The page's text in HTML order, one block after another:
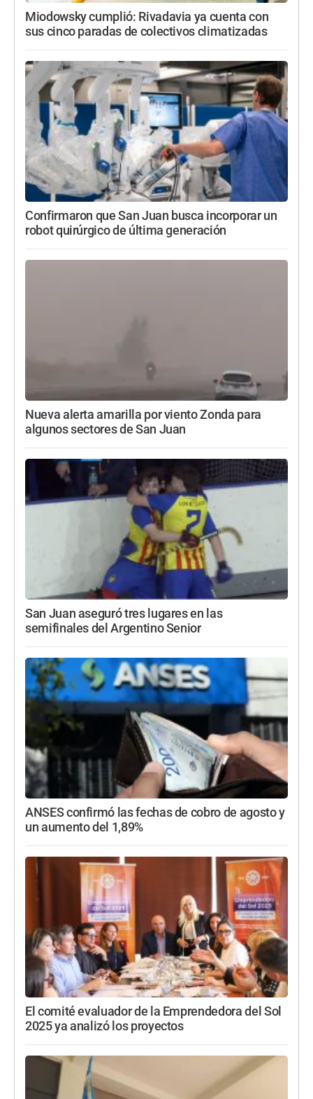
Miodowsky cumplió: Rivadavia ya cuenta con
sus cinco paradas de colectivos climatizadas
Confirmaron que San Juan busca incorporar un
robot quirúrgico de última generación
Nueva alerta amarilla por viento Zonda para
algunos sectores de San Juan
San Juan aseguró tres lugares en las
semifinales del Argentino Senior
ANSES confirmó las fechas de cobro de agosto y
un aumento del 1,89%
El comité evaluador de la Emprendedora del Sol
2025 ya analizó los proyectos